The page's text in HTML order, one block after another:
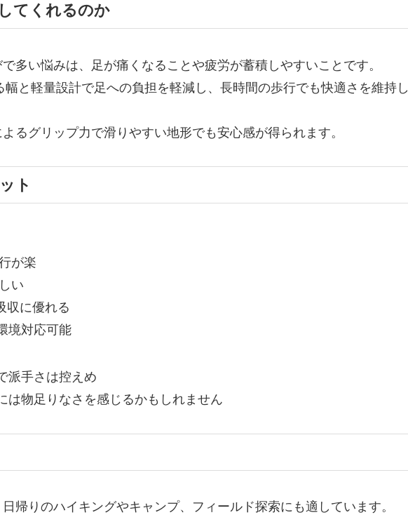
てくれるのか
多い悩みは、足が痛くなることや疲労が蓄積しやすいことです。
と軽量設計で足への負担を軽減し、長時間の歩行でも快適さを維持し
るグリップ力で滑りやすい地形でも安心感が得られます。
ト
が楽
い
収に優れる
境対応可能
派手さは控えめ
は物足りなさを感じるかもしれません
帰りのハイキングやキャンプ、フィールド探索にも適しています。